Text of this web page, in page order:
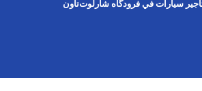
سيارات في فرودگاه شارلوت‌تاون